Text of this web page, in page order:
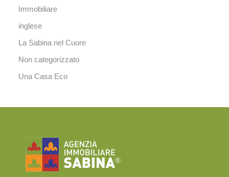
Immobiliare
inglese
La Sabina nel Cuore
Non categorizzato
Una Casa Eco